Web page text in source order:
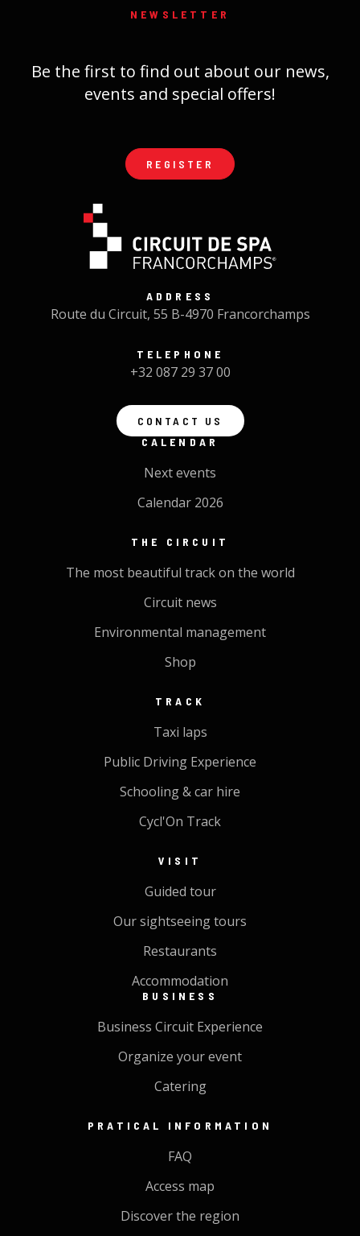
NEWSLETTER
Be the first to find out about our news,
events and special offers!
REGISTER
ADDRESS
Route du Circuit, 55 B-4970 Francorchamps
TELEPHONE
+32 087 29 37 00
CONTACT US
CALENDAR
Next events
Calendar 2026
THE CIRCUIT
The most beautiful track on the world
Circuit news
Environmental management
Shop
TRACK
Taxi laps
Public Driving Experience
Schooling & car hire
Cycl'On Track
VISIT
Guided tour
Our sightseeing tours
Restaurants
Accommodation
BUSINESS
Business Circuit Experience
Organize your event
Catering
PRATICAL INFORMATION
FAQ
Access map
Discover the region